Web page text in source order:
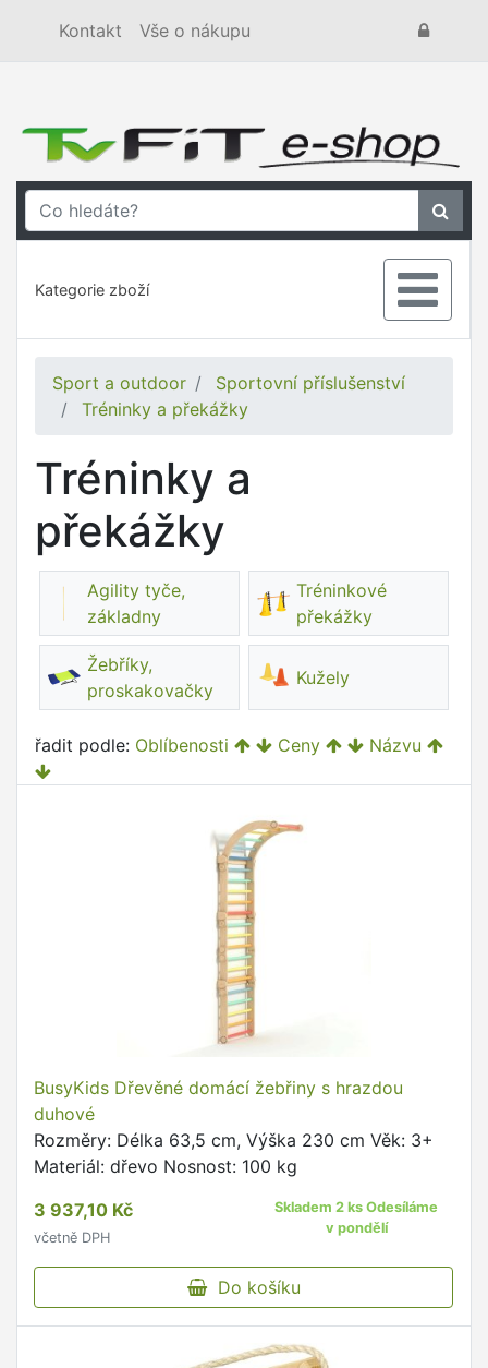
Kontakt Vše o nákupu
Kategorie zboží
Sport a outdoor
Sportovní příslušenství
Tréninky a překážky
Tréninky a
překážky
Agility tyče,
základny
Tréninkové
překážky
Žebříky,
proskakovačky
Kužely
řadit podle: Oblíbenosti Ceny Názvu
BusyKids Dřevěné domácí žebřiny s hrazdou
duhové
Rozměry: Délka 63,5 cm, Výška 230 cm Věk: 3+
Materiál: dřevo Nosnost: 100 kg
3 937,10 Kč
včetně DPH
Skladem 2 ks Odesíláme
v pondělí
Do košíku